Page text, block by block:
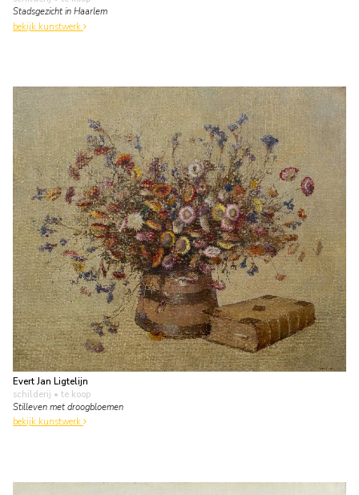
Stadsgezicht in Haarlem
bekijk kunstwerk
Evert Jan Ligtelijn
schilderij • te koop
Stilleven met droogbloemen
bekijk kunstwerk